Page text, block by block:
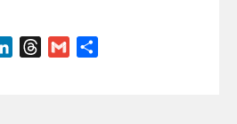
LinkedInThreads
Gmail